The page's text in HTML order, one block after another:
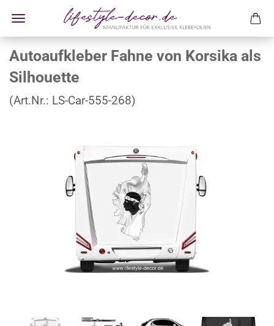
Autoaufkleber Fahne von Korsika als
Silhouette
(Art.Nr.: LS-Car-555-268)